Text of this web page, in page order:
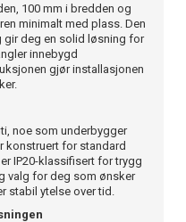
100 mm i bredden og
minimalt med plass. Den
gir deg en solid løsning for
innebygd
gjør installasjonen
noe som underbygger
konstruert for standard
IP20-klassifisert for trygg
valg for deg som ønsker
stabil ytelse over tid.